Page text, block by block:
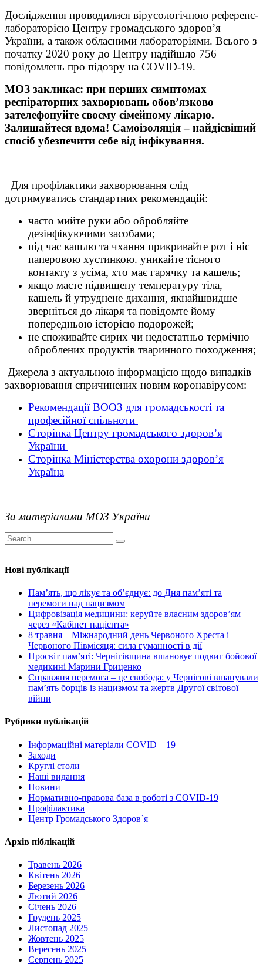
Дослідження проводилися вірусологічною референс-
лабораторією Центру громадського здоров’я
України, а також обласними лабораторіями. Всього з
початку 2020 року до Центру надійшло 756
повідомлень про підозру на COVID-19.
МОЗ закликає: при перших симптомах
респіраторних захворювань обов’язково
зателефонуйте своєму сімейному лікарю.
Залишайтеся вдома! Самоізоляція – найдієвіший
спосіб убезпечити себе від інфікування.
Для профілактики захворювання слід
дотримуватись стандартних рекомендацій:
часто мийте руки або обробляйте
дезінфікуючими засобами;
під час кашлю та чхання прикривайте рот і ніс
паперовою хустинкою. уникайте тісного
контакту з усіма, хто має гарячку та кашель;
якщо маєте підвищену температуру тіла,
кашель й утруднене дихання, якнайшвидше
зверніться до лікаря та повідомте йому
попередньою історією подорожей;
не споживайте сирих чи недостатньо термічно
оброблених продуктів тваринного походження;
Джерела з актуальною інформацією щодо випадків
захворювання спричинених новим коронавірусом:
Рекомендації ВООЗ для громадськості та
професійної спільноти
Сторінка Центру громадського здоров’я
України
Сторінка Міністерства охорони здоров’я
Україна
За матеріалами МОЗ України
Нові публікації
Пам’ять, що лікує та об’єднує: до Дня пам’яті та
перемоги над нацизмом
Цифровізація медицини: керуйте власним здоров’ям
через «Кабінет пацієнта»
8 травня – Міжнародний день Червоного Хреста і
Червоного Півмісяця: сила гуманності в дії
Просвіт пам’яті: Чернігівщина вшановує подвиг бойової
медикині Марини Гриценко
Справжня перемога – це свобода: у Чернігові вшанували
пам’ять борців із нацизмом та жертв Другої світової
війни
Рубрики публікацій
Інформаційні матеріали COVID – 19
Заходи
Круглі столи
Наші видання
Новини
Нормативно-правова база в роботі з COVID-19
Профілактика
Центр Громадського Здоров`я
Архів піблікацій
Травень 2026
Квітень 2026
Березень 2026
Лютий 2026
Січень 2026
Грудень 2025
Листопад 2025
Жовтень 2025
Вересень 2025
Серпень 2025